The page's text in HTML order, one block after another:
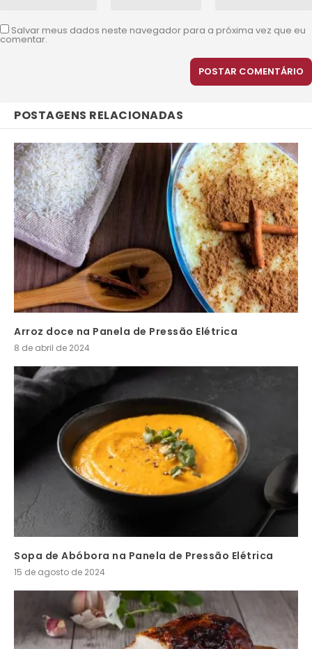
Salvar meus dados neste navegador para a próxima vez que eu
comentar.
POSTAGENS RELACIONADAS
Arroz doce na Panela de Pressão Elétrica
8 de abril de 2024
Sopa de Abóbora na Panela de Pressão Elétrica
15 de agosto de 2024